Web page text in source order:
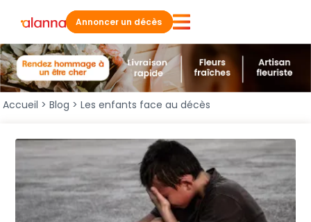
Annoncer un décès
Accueil > Blog > Les enfants face au décès